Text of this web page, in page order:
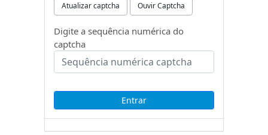
Atualizar captcha Ouvir Captcha
Digite a sequência numérica do
captcha